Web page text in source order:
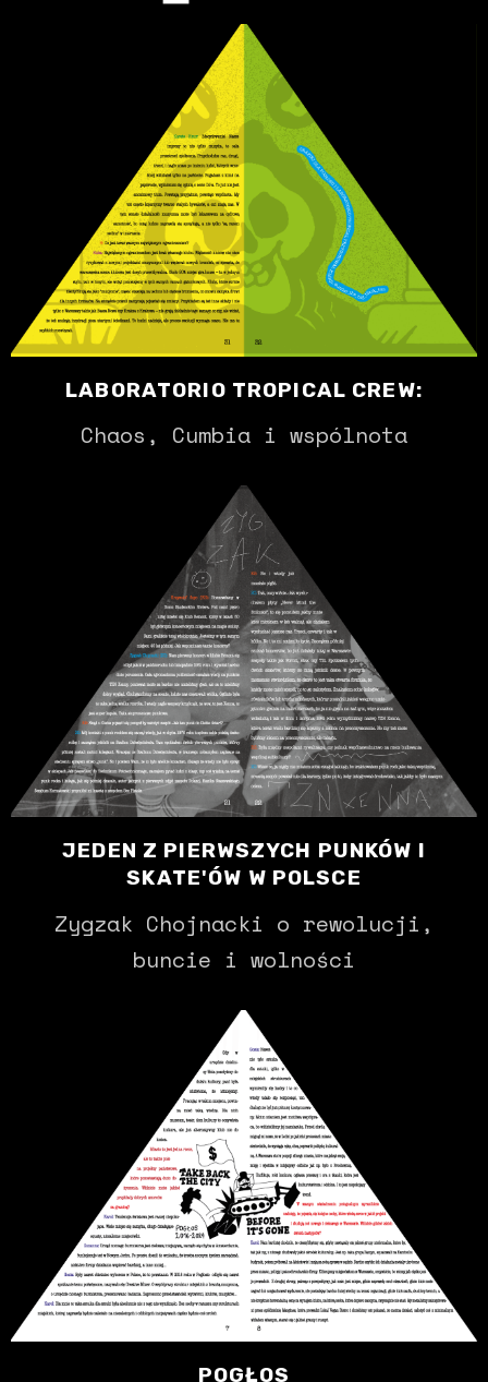
LABORATORIO TROPICAL CREW:
Chaos, Cumbia i wspólnota
JEDEN Z PIERWSZYCH PUNKÓW I
SKATE'ÓW W POLSCE
Zygzak Chojnacki o rewolucji,
buncie i wolności
POGŁOS